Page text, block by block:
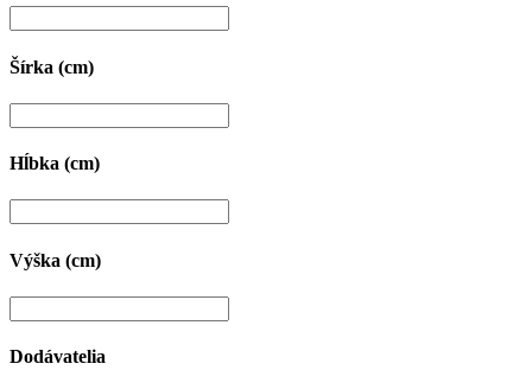
Šírka (cm)
Hĺbka (cm)
Výška (cm)
Dodávatelia